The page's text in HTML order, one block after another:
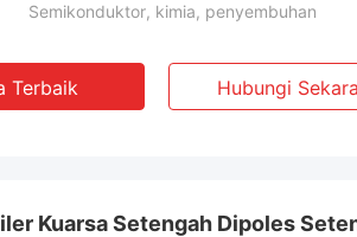
Semikonduktor, kimia, penyembuhan
Terbaik Hubungi
Kuarsa Setengah Dipoles